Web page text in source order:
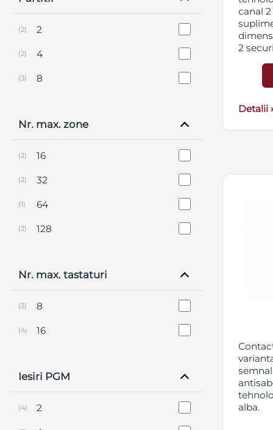
2
(2)
4
(2)
8
(3)
Nr. max. zone
16
(2)
32
(2)
64
(1)
128
(2)
Nr. max. tastaturi
8
(3)
16
(4)
Iesiri PGM
2
(4)
canal
2
Detalii
alba.